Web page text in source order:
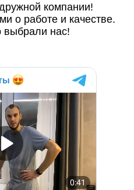
компании!
о работе и качестве.
выбрали нас!